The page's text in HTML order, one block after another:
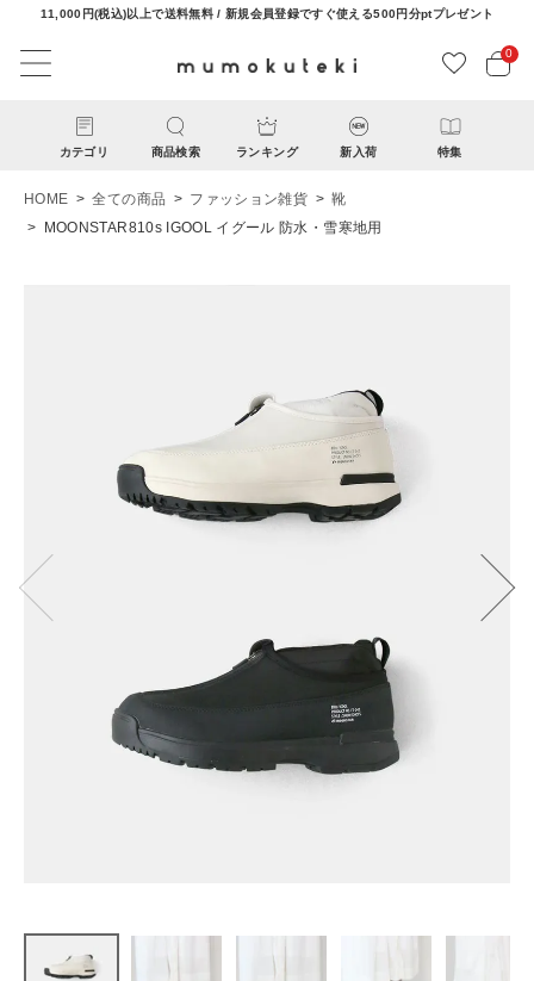
11,000円(税込)以上で送料無料 / 新規会員登録ですぐ使える500円分ptプレゼント
0
カテゴリ 商品検索 ランキング 新入荷 特集
ログイン
MOONSTAR
CATEGORY
HOME 全ての商品 ファッション雑貨
靴
MOONSTAR810s IGOOL イグール 防水・雪寒地用